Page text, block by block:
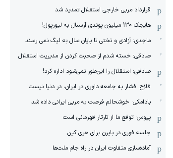
قرارداد مربی خارجی استقلال تمدید شد
هایجک 130 میلیون پوندی آرسنال به لیورپول!
ماجدی: آزادی و تختی تا پایان سال به لیگ نمی رسند
صادقی: خسته شدم از صحبت کردن از مدیریت استقلال
صادقی: استقلال را این‌طور نمی‌شود اداره کرد!
فلاح: فشار به جامعه داوری در ایران، در دنیا نیست
بادامکی: خوشحالم فرصت به مربی ایرانی داده شد
پیوس: توقع ما از تارتار قهرمانی است
جلسه فوری در بایرن برای هری کین
آماده‌سازی متفاوت ایران در راه جام ملت‌ها